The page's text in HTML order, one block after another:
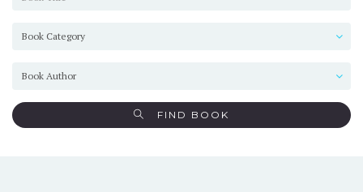
FIND BOOK